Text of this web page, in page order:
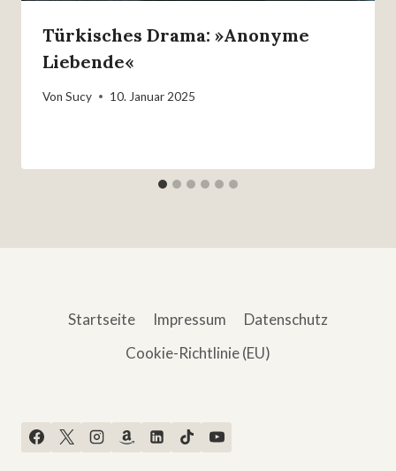
Türkisches Drama: »Anonyme
Liebende«
Von Sucy 10. Januar 2025
Startseite Impressum
Datenschutz
Cookie-Richtlinie (EU)